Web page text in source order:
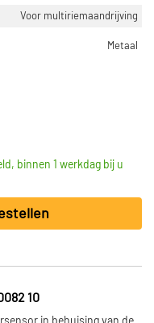
Voor multiriemaandrijving
Metaal
binnen 1 werkdag bij u
10